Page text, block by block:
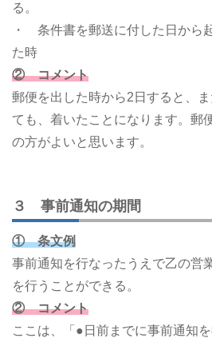
る。
・ 条件書を郵送に付した日から
た時
② コメント
郵便を出した時から2日すると、
ても、着いたことになります。郵
の方がよいと思います。
３ 事前通知の期間
① 条文例
事前通知を行なったうえで乙の営
を行うことができる。
② コメント
ここは、「●日前までに事前通知